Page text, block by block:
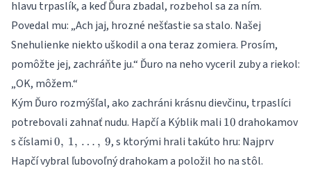
hlavu trpaslík, a keď Ďura zbadal, rozbehol sa za ním.
Povedal mu: „Ach jaj, hrozné nešťastie sa stalo. Našej
Snehulienke niekto uškodil a ona teraz zomiera. Prosím,
pomôžte jej, zachráňte ju.“ Ďuro na neho vyceril zuby a riekol:
„OK, môžem.“
Kým Ďuro rozmýšľal, ako zachráni krásnu dievčinu, trpaslíci
potrebovali zahnať nudu. Hapčí a Kýblik mali 10
10 drahokamov
s číslami 0,\, 1,\,
\dots,\,
9
0, 1, … , 9, s ktorými hrali takúto hru: Najprv
Hapčí vybral ľubovoľný drahokam a položil ho na stôl.